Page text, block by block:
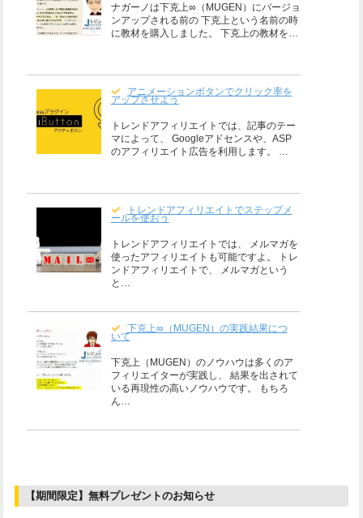
ナガーノは下克上∞（MUGEN）にバージョ
ンアップされる前の 下克上という名前の時
に教材を購入しました。 下克上の教材を…
アニメーションボタンでクリック率を
アップさせよう
トレンドアフィリエイトでは、記事のテー
マによって、 Googleアドセンスや、ASP
のアフィリエイト広告を利用します。 …
トレンドアフィリエイトでステップメ
ールを使おう
トレンドアフィリエイトでは、 メルマガを
使ったアフィリエイトも可能ですよ。 トレ
ンドアフィリエイトで、 メルマガという
と…
下克上∞（MUGEN）の実践結果につ
いて
下克上（MUGEN）のノウハウは多くのア
フィリエイターが実践し、 結果を出されて
いる再現性の高いノウハウです。 もちろ
ん…
【期間限定】無料プレゼントのお知らせ